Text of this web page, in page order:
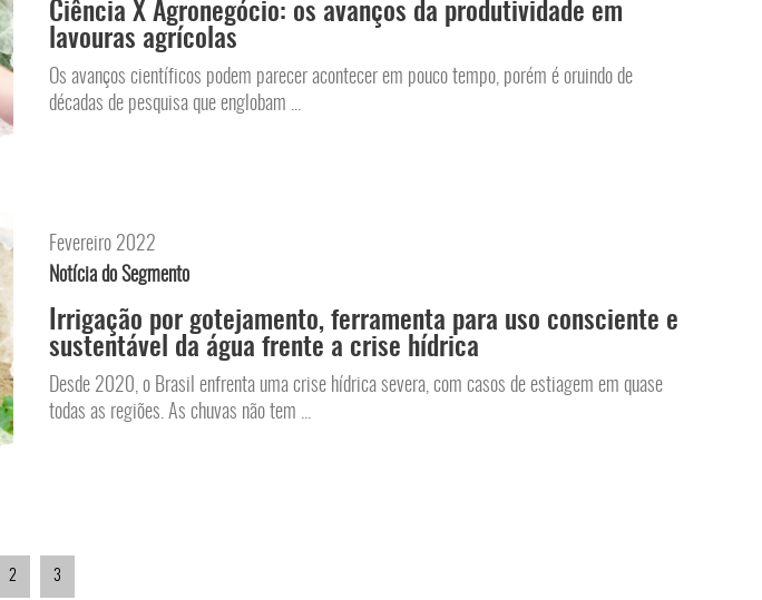
Ciência X Agronegócio: os avanços da produtividade em
lavouras agrícolas
Os avanços científicos podem parecer acontecer em pouco tempo, porém é oruindo de
décadas de pesquisa que englobam ...
Fevereiro 2022
Notícia do Segmento
Irrigação por gotejamento, ferramenta para uso consciente e
sustentável da água frente a crise hídrica
Desde 2020, o Brasil enfrenta uma crise hídrica severa, com casos de estiagem em quase
todas as regiões. As chuvas não tem ...
2 3